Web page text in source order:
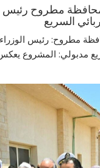
مطروح رئيس
السريع
مطروح: رئيس
مدبولي: المشروع